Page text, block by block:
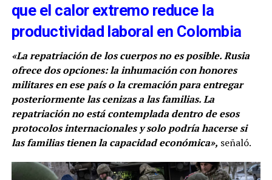
que el calor extremo reduce la
productividad laboral en Colombia
«La repatriación de los cuerpos no es posible. Rusia
ofrece dos opciones: la inhumación con honores
militares en ese país o la cremación para entregar
posteriormente las cenizas a las familias. La
repatriación no está contemplada dentro de esos
protocolos internacionales y solo podría hacerse si
las familias tienen la capacidad económica», señaló.